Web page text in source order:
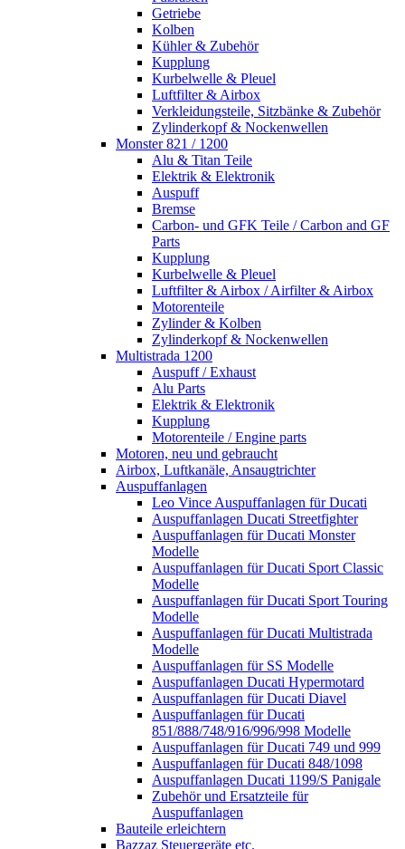
Getriebe
Kolben
Kühler & Zubehör
Kupplung
Kurbelwelle & Pleuel
Luftfilter & Airbox
Verkleidungsteile, Sitzbänke & Zubehör
Zylinderkopf & Nockenwellen
Monster 821 / 1200
Alu & Titan Teile
Elektrik & Elektronik
Auspuff
Bremse
Carbon- und GFK Teile / Carbon and GF
Parts
Kupplung
Kurbelwelle & Pleuel
Luftfilter & Airbox / Airfilter & Airbox
Motorenteile
Zylinder & Kolben
Zylinderkopf & Nockenwellen
Multistrada 1200
Auspuff / Exhaust
Alu Parts
Elektrik & Elektronik
Kupplung
Motorenteile / Engine parts
Motoren, neu und gebraucht
Airbox, Luftkanäle, Ansaugtrichter
Auspuffanlagen
Leo Vince Auspuffanlagen für Ducati
Auspuffanlagen Ducati Streetfighter
Auspuffanlagen für Ducati Monster
Modelle
Auspuffanlagen für Ducati Sport Classic
Modelle
Auspuffanlagen für Ducati Sport Touring
Modelle
Auspuffanlagen für Ducati Multistrada
Modelle
Auspuffanlagen für SS Modelle
Auspuffanlagen Ducati Hypermotard
Auspuffanlagen für Ducati Diavel
Auspuffanlagen für Ducati
851/888/748/916/996/998 Modelle
Auspuffanlagen für Ducati 749 und 999
Auspuffanlagen für Ducati 848/1098
Auspuffanlagen Ducati 1199/S Panigale
Zubehör und Ersatzteile für
Auspuffanlagen
Bauteile erleichtern
Bazzaz Steuergeräte etc.